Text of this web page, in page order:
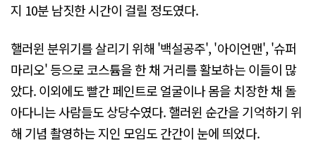
지 10분 남짓한 시간이 걸릴 정도였다.
핼러윈 분위기를 살리기 위해 '백설공주', '아이언맨', '슈퍼
마리오' 등으로 코스튬을 한 채 거리를 활보하는 이들이 많
았다. 이외에도 빨간 페인트로 얼굴이나 몸을 치장한 채 돌
아다니는 사람들도 상당수였다. 핼러윈 순간을 기억하기 위
해 기념 촬영하는 지인 모임도 간간이 눈에 띄었다.